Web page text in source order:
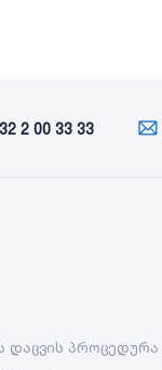
2 00 33 33
დაცვის პროცედურა